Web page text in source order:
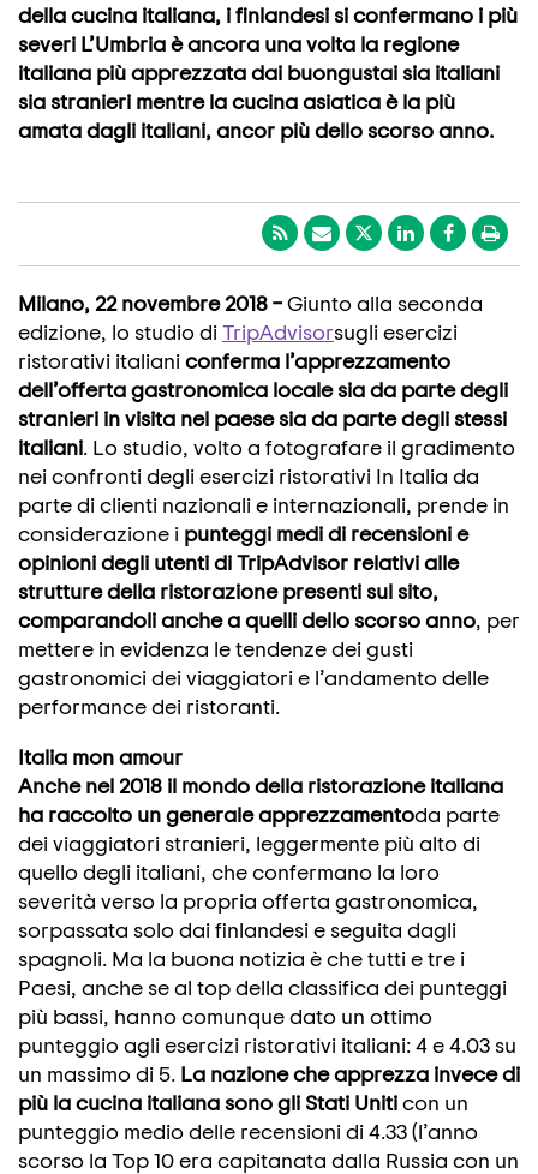
della cucina italiana, i finlandesi si confermano i più
severi L’Umbria è ancora una volta la regione
italiana più apprezzata dai buongustai sia italiani
sia stranieri mentre la cucina asiatica è la più
amata dagli italiani, ancor più dello scorso anno.
Milano, 22 novembre 2018 –Giunto alla seconda
edizione, lo studio diTripAdvisorsugli esercizi
ristorativi italianiconferma l’apprezzamento
dell’offerta gastronomica locale sia da parte degli
stranieri in visita nel paese sia da parte degli stessi
italiani. Lo studio, volto a fotografare il gradimento
nei confronti degli esercizi ristorativi In Italia da
parte di clienti nazionali e internazionali, prende in
considerazione i punteggi medi di recensioni e
opinioni degli utenti di TripAdvisor relativi alle
strutture della ristorazione presenti sul sito,
comparandoli anche a quelli dello scorso anno, per
mettere in evidenza le tendenze dei gusti
gastronomici dei viaggiatori e l’andamento delle
performance dei ristoranti.
Italia mon amour
Anche nel 2018 il mondo della ristorazione italiana
ha raccolto un generale apprezzamentoda parte
dei viaggiatori stranieri, leggermente più alto di
quello degli italiani, che confermano la loro
severità verso la propria offerta gastronomica,
sorpassata solo dai finlandesi e seguita dagli
spagnoli. Ma la buona notizia è che tutti e tre i
Paesi, anche se al top della classifica dei punteggi
più bassi, hanno comunque dato un ottimo
punteggio agli esercizi ristorativi italiani: 4 e 4.03 su
un massimo di 5. La nazione che apprezza invece di
più la cucina italiana sono gli Stati Uniticon un
punteggio medio delle recensioni di 4.33 (l’anno
scorso la Top 10 era capitanata dalla Russia con un